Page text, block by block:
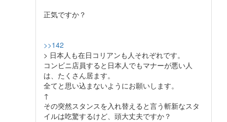
正気ですか？
>>142
> 日本人も在日コリアンも人それぞれです。
コンビニ店員すると日本人でもマナーが悪い人
は、たくさん居ます。
全てと思い込まないようにお願いします。
↑
その突然スタンスを入れ替えると言う斬新なスタ
イルは吃驚するけど、頭大丈夫ですか？